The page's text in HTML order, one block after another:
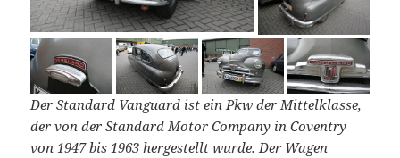
Der Standard Vanguard ist ein Pkw der Mittelklasse,
der von der Standard Motor Company in Coventry
von 1947 bis 1963 hergestellt wurde. Der Wagen